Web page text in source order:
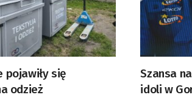
pojawiły się
odzież
Szansa
idoli w